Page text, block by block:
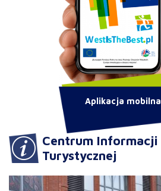
Centrum Informacji
Turystycznej
Aplikacja mobilna